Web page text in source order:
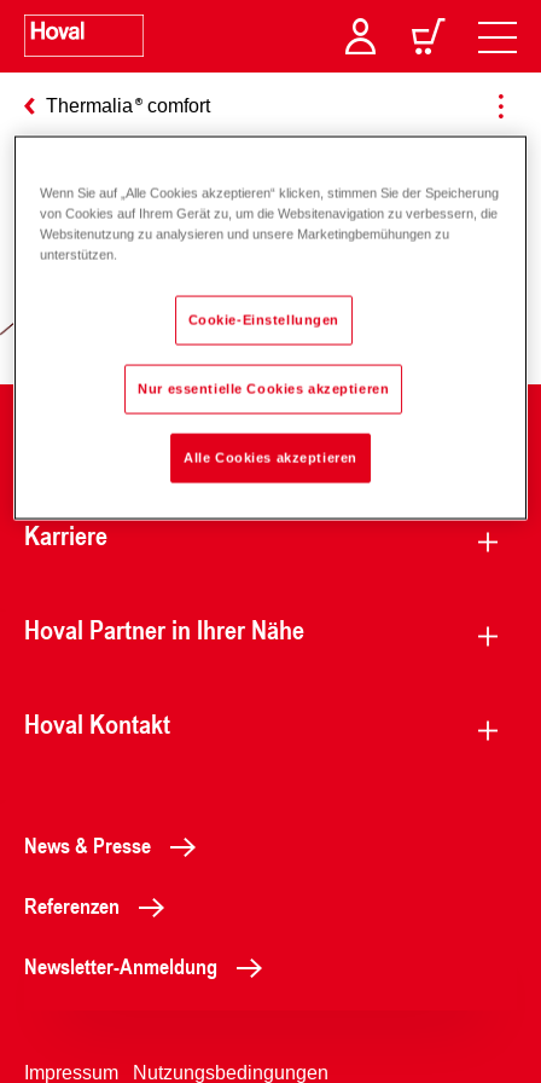
Thermalia comfort
Verantwortung für Energie und
Karriere
Hoval Partner in Ihrer Nähe
Hoval Kontakt
News & Presse
Referenzen
Newsletter-Anmeldung
Impressum Nutzungsbedingungen
Wenn Sie auf „Alle Cookies akzeptieren“ klicken, stimmen Sie der Speicherung
von Cookies auf Ihrem Gerät zu, um die Websitenavigation zu verbessern, die
Websitenutzung zu analysieren und unsere Marketingbemühungen zu
unterstützen.
Cookie-Einstellungen
Nur essentielle Cookies akzeptieren
Alle Cookies akzeptieren